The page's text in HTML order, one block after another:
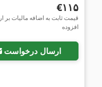
‎€۱۱۵
قیمت ثابت به اضافه مالیات بر
افزوده
ارسال درخواست